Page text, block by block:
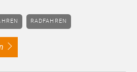
RADFAHREN